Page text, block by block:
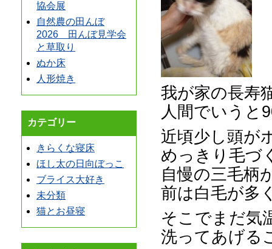
協会展
自然農の田んぼ
2026 田んぼ見学会
と草取り
ぬか床
人形焼き
カテゴリー
きらくな寝床
ほし太の日向ぼっこ
ブライス大好き
未分類
猫とお昼寝
我が家の長寿
人間でいうと
近頃少し頭が
めっきり毛づ
自慢の三毛柄
前は白毛が多
そこでまだ気
洗ってあげる